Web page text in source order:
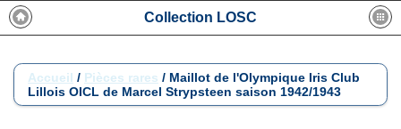
Collection LOSC
Accueil / Pièces rares / Maillot de l'Olympique Iris Club
Lillois OICL de Marcel Strypsteen saison 1942/1943